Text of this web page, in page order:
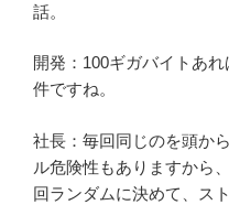
話。
開発：100ギガバイトあ
件ですね。
社長：毎回同じのを頭か
ル危険性もありますから
回ランダムに決めて、ス